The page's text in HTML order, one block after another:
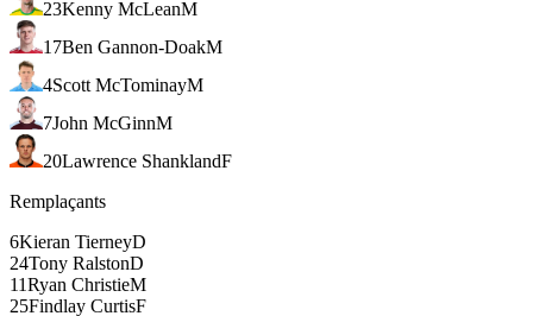
23Kenny McLeanM
17Ben Gannon-DoakM
4Scott McTominayM
7John McGinnM
20Lawrence ShanklandF
Remplaçants
6Kieran TierneyD
24Tony RalstonD
11Ryan ChristieM
25Findlay CurtisF